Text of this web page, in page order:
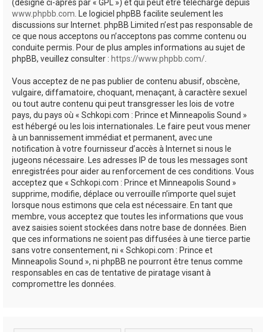
(désigné ci-après par « GPL ») et qui peut être téléchargé depuis
www.phpbb.com . Le logiciel phpBB facilite seulement les
discussions sur Internet. phpBB Limited n’est pas responsable de
ce que nous acceptons ou n’acceptons pas comme contenu ou
conduite permis. Pour de plus amples informations au sujet de
phpBB, veuillez consulter : https://www.phpbb.com/
Vous acceptez de ne pas publier de contenu abusif, obscène,
vulgaire, diffamatoire, choquant, menaçant, à caractère sexuel
ou tout autre contenu qui peut transgresser les lois de votre
pays, du pays où « Schkopi.com : Prince et Minneapolis Sound »
est hébergé ou les lois internationales. Le faire peut vous mener
à un bannissement immédiat et permanent, avec une
notification à votre fournisseur d’accès à Internet si nous le
jugeons nécessaire. Les adresses IP de tous les messages sont
enregistrées pour aider au renforcement de ces conditions. Vous
acceptez que « Schkopi.com : Prince et Minneapolis Sound »
supprime, modifie, déplace ou verrouille n’importe quel sujet
lorsque nous estimons que cela est nécessaire. En tant que
membre, vous acceptez que toutes les informations que vous
avez saisies soient stockées dans notre base de données. Bien
que ces informations ne soient pas diffusées à une tierce partie
sans votre consentement, ni « Schkopi.com : Prince et
Minneapolis Sound », ni phpBB ne pourront être tenus comme
responsables en cas de tentative de piratage visant à
compromettre les données.